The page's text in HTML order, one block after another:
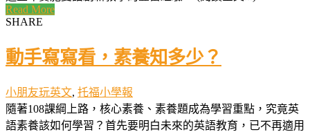
Read More
SHARE
動手寫寫看，素養知多少？
小朋友玩英文, 托福小學報
隨著108課綱上路，核心素養、素養題成為學習重點，究竟英
語素養該如何學習？首先要明白未來的英語教育，已不再適用